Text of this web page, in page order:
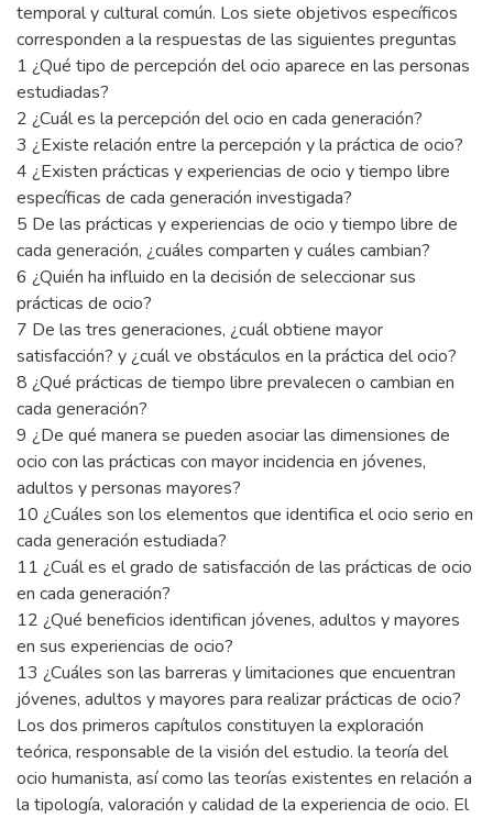
temporal y cultural común. Los siete objetivos específicos
corresponden a la respuestas de las siguientes preguntas
1 ¿Qué tipo de percepción del ocio aparece en las personas
estudiadas?
2 ¿Cuál es la percepción del ocio en cada generación?
3 ¿Existe relación entre la percepción y la práctica de ocio?
4 ¿Existen prácticas y experiencias de ocio y tiempo libre
específicas de cada generación investigada?
5 De las prácticas y experiencias de ocio y tiempo libre de
cada generación, ¿cuáles comparten y cuáles cambian?
6 ¿Quién ha influido en la decisión de seleccionar sus
prácticas de ocio?
7 De las tres generaciones, ¿cuál obtiene mayor
satisfacción? y ¿cuál ve obstáculos en la práctica del ocio?
8 ¿Qué prácticas de tiempo libre prevalecen o cambian en
cada generación?
9 ¿De qué manera se pueden asociar las dimensiones de
ocio con las prácticas con mayor incidencia en jóvenes,
adultos y personas mayores?
10 ¿Cuáles son los elementos que identifica el ocio serio en
cada generación estudiada?
11 ¿Cuál es el grado de satisfacción de las prácticas de ocio
en cada generación?
12 ¿Qué beneficios identifican jóvenes, adultos y mayores
en sus experiencias de ocio?
13 ¿Cuáles son las barreras y limitaciones que encuentran
jóvenes, adultos y mayores para realizar prácticas de ocio?
Los dos primeros capítulos constituyen la exploración
teórica, responsable de la visión del estudio. la teoría del
ocio humanista, así como las teorías existentes en relación a
la tipología, valoración y calidad de la experiencia de ocio. El